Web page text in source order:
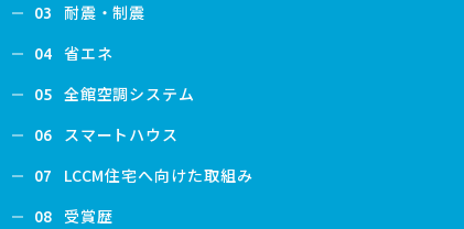
03 耐震・制震
04 省エネ
05 全館空調システム
06 スマートハウス
07 LCCM住宅へ向けた取組み
08 受賞歴